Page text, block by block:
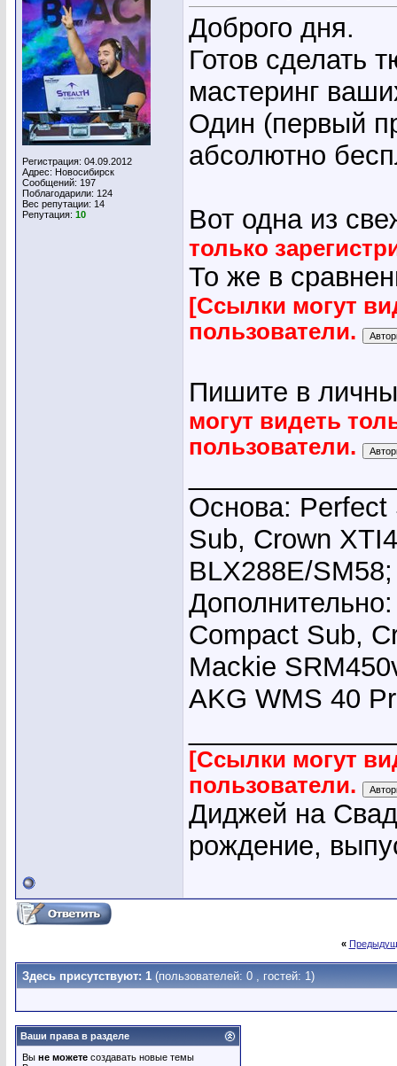
Регистрация: 04.09.2012
Адрес: Новосибирск
Сообщений: 197
Поблагодарили: 124
Вес репутации: 14
Репутация: 10
Доброго дня.
Готов сделать
мастеринг
Один (первый
абсолютно
Вот одна из
только
То же в
[Ссылки могут
пользователи.
Пишите в
могут видеть
пользователи.
Основа: Perfect
Sub, Crown
BLX288E/SM58;
Compact Sub,
Mackie
AKG WMS 40
[Ссылки могут
пользователи.
Диджей на
рождение,
«
Здесь присутствуют: 1 (пользователей: 0 , гостей: 1)
Ваши права в разделе
Вы не можете создавать новые темы